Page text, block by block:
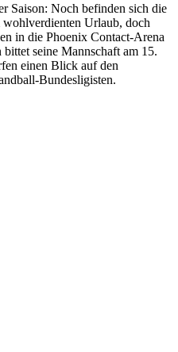
Saison: Noch befinden sich die
Urlaub, doch
in die Phoenix Contact-Arena
seine Mannschaft am 15.
einen Blick auf den
Bundesligisten.